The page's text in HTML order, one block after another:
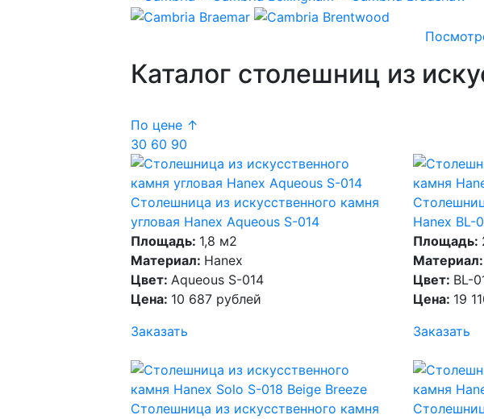
Каталог столешниц из
По цене ↑
30 60 90
Столешница из искусственного камня
угловая Hanex Aqueous S-014
Площадь: 1,8 м2
Материал: Hanex
Цвет: Aqueous S-014
Цена: 10 687 рублей
Заказать
Hanex BL-
Площадь:
Материал:
Цвет: BL-
Цена: 19
Заказать
Столешница из искусственного камня